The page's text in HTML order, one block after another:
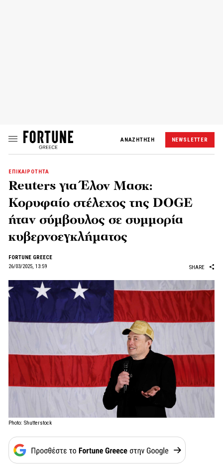
ΑΝΑΖΗΤΗΣΗ NEWSLETTER
ΕΠΙΚΑΙΡΟΤΗΤΑ
Reuters για Έλον Μασκ:
Κορυφαίο στέλεχος της DOGE
ήταν σύμβουλος σε συμμορία
κυβερνοεγκλήματος
FORTUNE GREECE
26/03/2025, 13:59
SHARE
Photo: Shutterstock